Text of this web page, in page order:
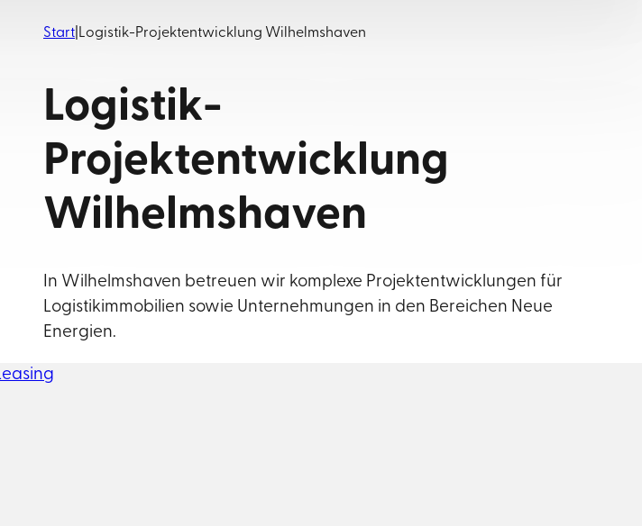
Start Logistik-Projektentwicklung Wilhelmshaven
Logistik-
Projektentwicklung
Wilhelmshaven
In Wilhelmshaven betreuen wir komplexe Projektentwicklungen für
Logistikimmobilien sowie Unternehmungen in den Bereichen Neue
Energien.